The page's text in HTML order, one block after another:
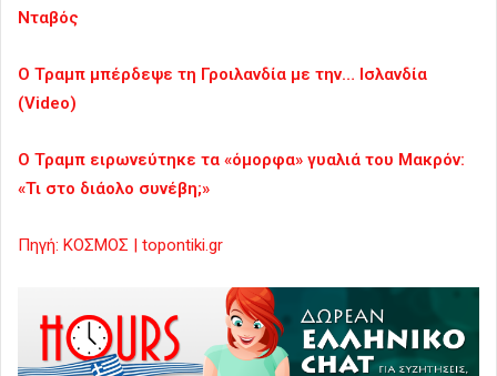
Νταβός
O Τραμπ μπέρδεψε τη Γροιλανδία με την… Ισλανδία
(Video)
Ο Τραμπ ειρωνεύτηκε τα «όμορφα» γυαλιά του Μακρόν:
«Τι στο διάολο συνέβη;»
Πηγή: ΚΟΣΜΟΣ | topontiki.gr